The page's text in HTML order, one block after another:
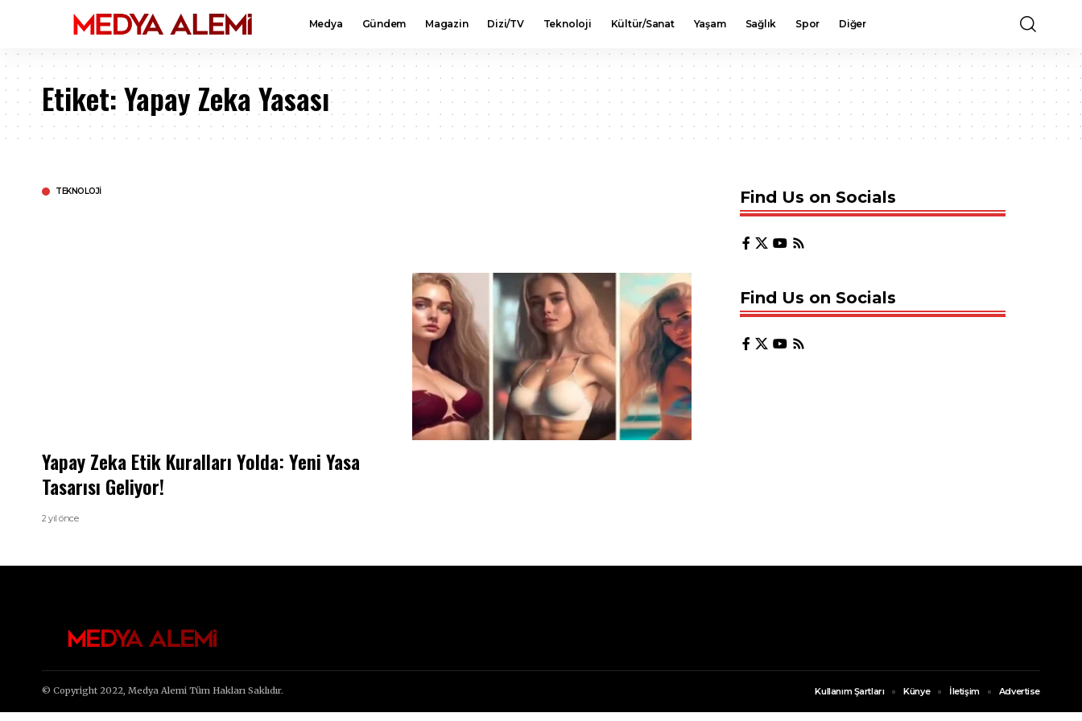
Medya Gündem Magazin Dizi/TV Teknoloji Kültür/Sanat Yaşam Sağlık Spor Diğer
Etiket:Yapay Zeka Yasası
TEKNOLOJI
Yapay Zeka Etik Kuralları Yolda: Yeni Yasa
Tasarısı Geliyor!
2 yıl önce
Find Us on Socials
Find Us on Socials
© Copyright 2022, Medya Alemi Tüm Hakları Saklıdır. Kullanım Şartları Künye İletişim Advertise